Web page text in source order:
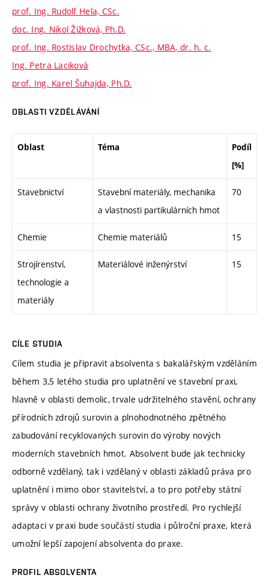
prof. Ing. Rudolf Hela, CSc.
doc. Ing. Nikol Žižková, Ph.D.
prof. Ing. Rostislav Drochytka, CSc., MBA, dr. h. c.
Ing. Petra Laciková
prof. Ing. Karel Šuhajda, Ph.D.
OBLASTI VZDĚLÁVÁNÍ
Oblast Téma
Podíl
[%]
Stavebnictví
Stavební materiály, mechanika
a vlastnosti partikulárních hmot
70
Chemie Chemie materiálů 15
Strojírenství,
technologie a
materiály
Materiálové inženýrství 15
CÍLE STUDIA
Cílem studia je připravit absolventa s bakalářským vzděláním
během 3,5 letého studia pro uplatnění ve stavební praxi,
hlavně v oblasti demolic, trvale udržitelného stavění, ochrany
přírodních zdrojů surovin a plnohodnotného zpětného
zabudování recyklovaných surovin do výroby nových
moderních stavebních hmot. Absolvent bude jak technicky
odborně vzdělaný, tak i vzdělaný v oblasti základů práva pro
uplatnění i mimo obor stavitelství, a to pro potřeby státní
správy v oblasti ochrany životního prostředí. Pro rychlejší
adaptaci v praxi bude součástí studia i půlroční praxe, která
umožní lepší zapojení absolventa do praxe.
PROFIL ABSOLVENTA